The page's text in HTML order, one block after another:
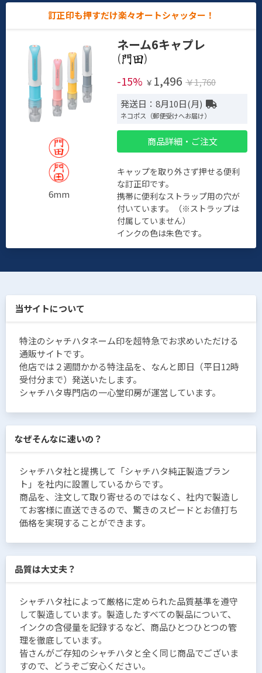
訂正印も押すだけ楽々オートシャッター！
6mm
ネーム6キャプレ
(
)
-15% ￥ 1,496 ￥1,760
発送日：8月10日(月)
ネコポス（郵便受けへお届け）
商品詳細・ご注文
キャップを取り外さず押せる便利
な訂正印です。
携帯に便利なストラップ用の穴が
付いています。（※ストラップは
付属していません）
インクの色は朱色です。
当サイトについて
特注のシャチハタネーム印を超特急でお求めいただける
通販サイトです。
他店では２週間かかる特注品を、なんと即日（平日12時
受付分まで）発送いたします。
シャチハタ専門店の一心堂印房が運営しています。
なぜそんなに速いの？
シャチハタ社と提携して「シャチハタ純正製造プラン
ト」を社内に設置しているからです。
商品を、注文して取り寄せるのではなく、社内で製造し
てお客様に直送できるので、驚きのスピードとお値打ち
価格を実現することができます。
品質は大丈夫？
シャチハタ社によって厳格に定められた品質基準を遵守
して製造しています。製造したすべての製品について、
インクの含侵量を記録するなど、商品ひとつひとつの管
理を徹底しています。
皆さんがご存知のシャチハタと全く同じ商品でございま
すので、どうぞご安心ください。